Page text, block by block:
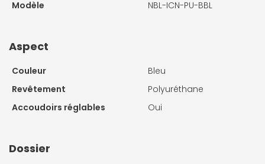
Modèle
NBL-ICN-PU-BBL
Aspect
Couleur
Bleu
Revêtement
Polyuréthane
Accoudoirs réglables
Oui
Dossier